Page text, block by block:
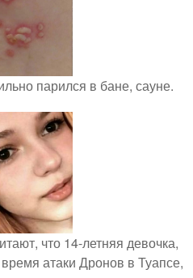
парился в бане, сауне.
что 14-летняя девочка,
атаки Дронов в Туапсе,